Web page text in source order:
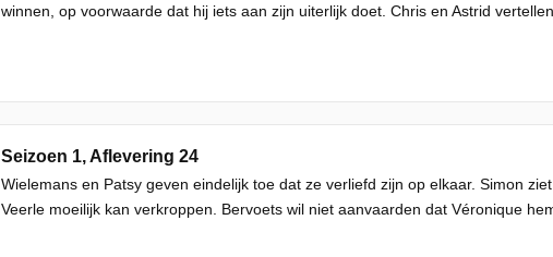
winnen, op voorwaarde dat hij iets aan zijn uiterlijk doet. Chris en Astrid
Seizoen 1, Aflevering 24
Wielemans en Patsy geven eindelijk toe dat ze verliefd zijn op elkaar. Simon
Veerle moeilijk kan verkroppen. Bervoets wil niet aanvaarden dat Véronique